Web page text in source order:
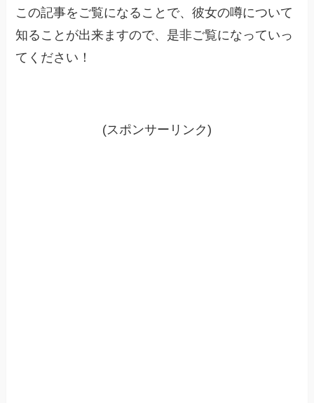
この記事をご覧になることで、彼女の噂について
知ることが出来ますので、是非ご覧になっていっ
てください！
(スポンサーリンク)